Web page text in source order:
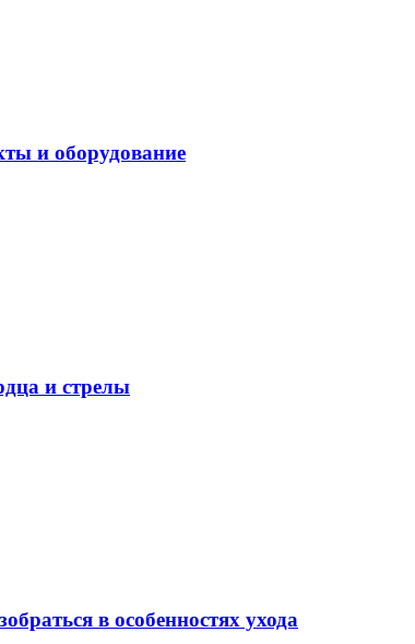
и оборудование
и стрелы
в особенностях ухода